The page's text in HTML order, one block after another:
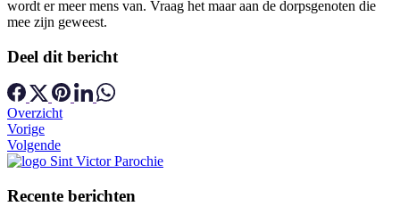
wordt er meer mens van. Vraag het maar aan de dorpsgenoten die
mee zijn geweest.
Deel dit bericht
Overzicht
Vorige
Volgende
Recente berichten